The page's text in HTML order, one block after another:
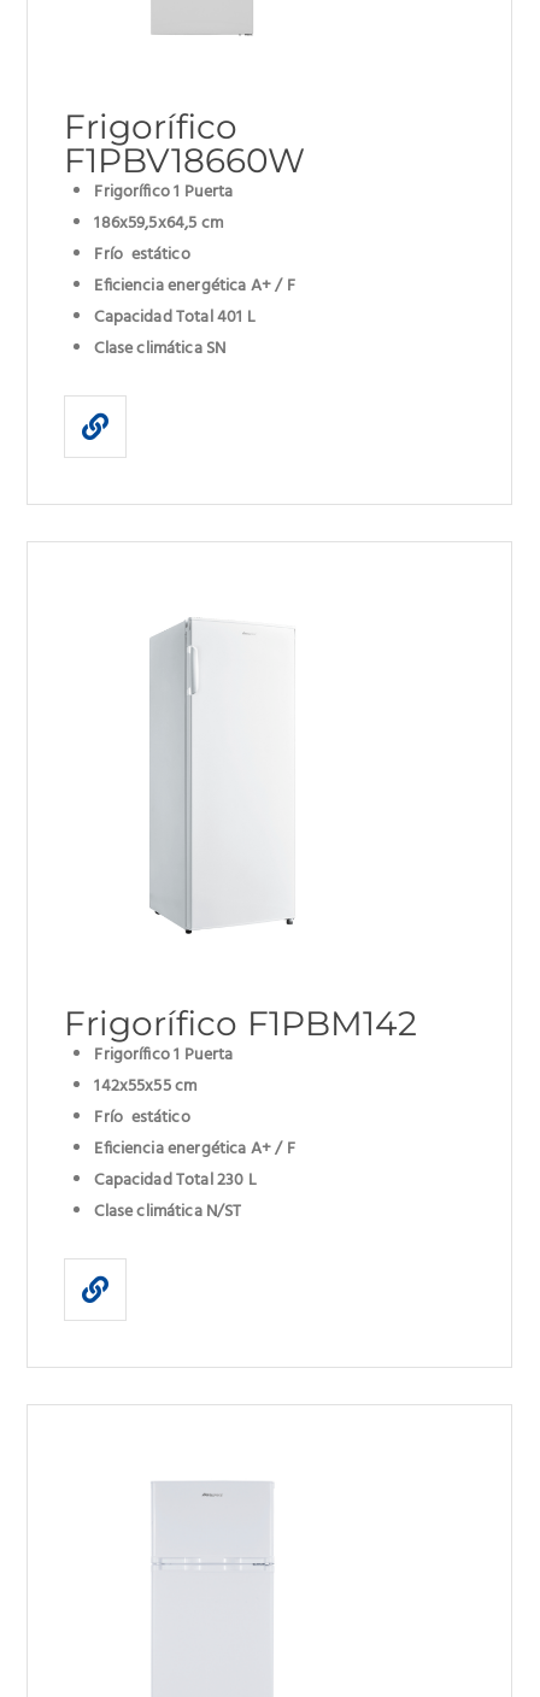
Frigorífico
F1PBV18660W
Frigorífico 1 Puerta
186x59,5x64,5 cm
Frío estático
Eficiencia energética A+ / F
Capacidad Total 401 L
Clase climática SN
Frigorífico F1PBM142
Frigorífico 1 Puerta
142x55x55 cm
Frío estático
Eficiencia energética A+ / F
Capacidad Total 230 L
Clase climática N/ST